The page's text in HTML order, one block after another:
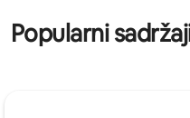
na
Kreti. Idealno
glavna aerodroma
Popularni